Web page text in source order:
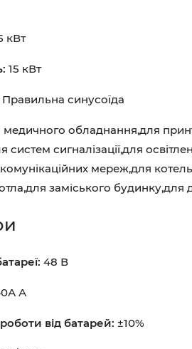
кВт
15 кВт
Правильна синусоїда
медичного обладнання,для
сигналізації,для
мереж,для
заміського
48 В
А
від батарей: ±10%